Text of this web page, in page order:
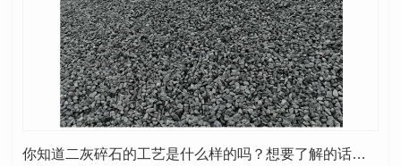
你知道二灰碎石的工艺是什么样的吗？想要了解的话，就随着小编一起来看一看吧！